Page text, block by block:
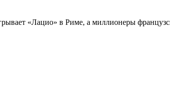
«Лацио» в Риме, а миллионеры